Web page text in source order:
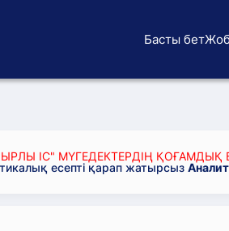
Басты бет
ІС" МҮГЕДЕКТЕРДІҢ ҚОҒАМДЫҚ
есепті қарап жатырсыз